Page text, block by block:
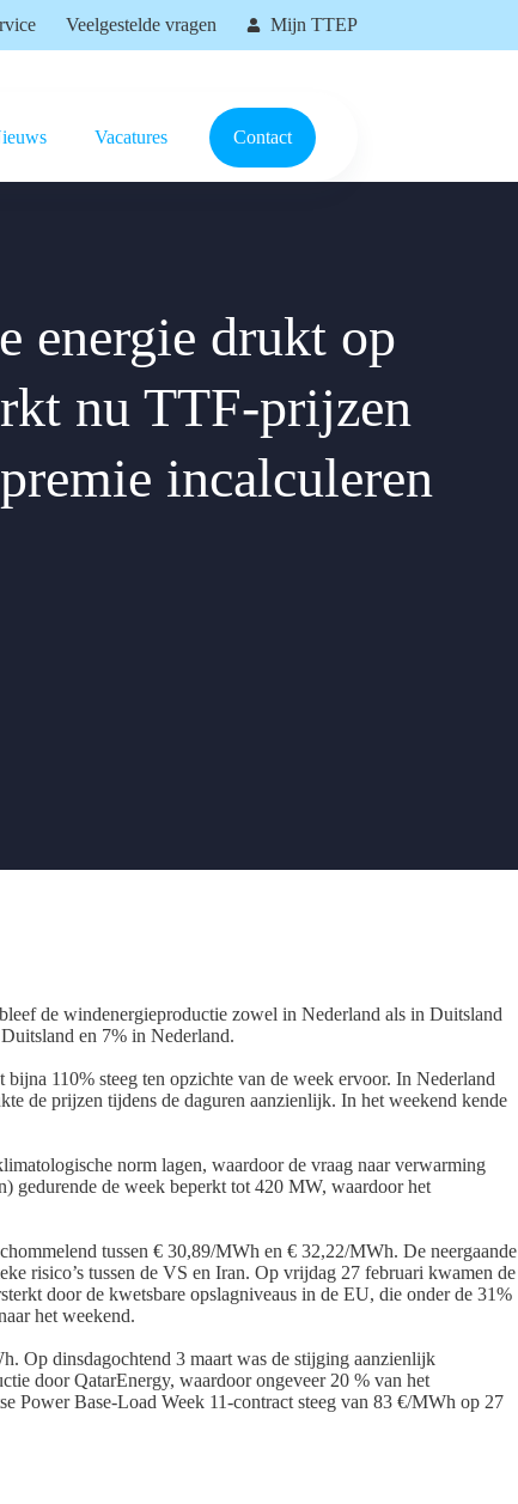
Veelgestelde vragen Mijn TTEP
Vacatures Contact
energie drukt op
nu TTF-prijzen
incalculeren
de windenergieproductie zowel in Nederland als in Duitsland
en 7% in Nederland.
110% steeg ten opzichte van de week ervoor. In Nederland
de prijzen tijdens de daguren aanzienlijk. In het weekend kende
norm lagen, waardoor de vraag naar verwarming
gedurende de week beperkt tot 420 MW, waardoor het
tussen € 30,89/MWh en € 32,22/MWh. De neergaande
risico’s tussen de VS en Iran. Op vrijdag 27 februari kwamen de
door de kwetsbare opslagniveaus in de EU, die onder de 31%
het weekend.
Op dinsdagochtend 3 maart was de stijging aanzienlijk
door QatarEnergy, waardoor ongeveer 20 % van het
Power Base-Load Week 11-contract steeg van 83 €/MWh op 27